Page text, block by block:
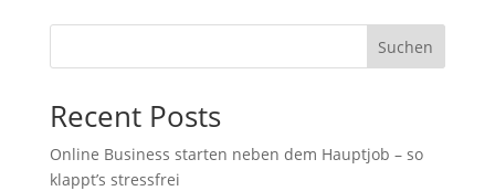
Suchen
Recent Posts
Online Business starten neben dem Hauptjob – so
klappt’s stressfrei